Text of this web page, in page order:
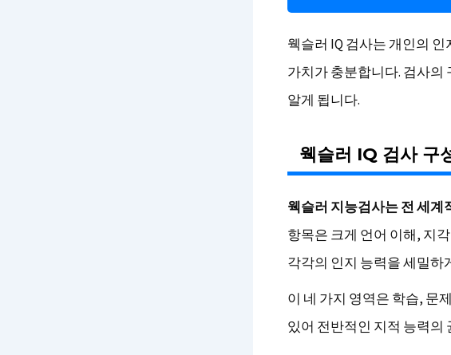
웩슬러 IQ 검사는 개인의
가치가 충분합니다. 검사의
알게 됩니다.
웩슬러 IQ 검사 구
웩슬러 지능검사는 전 세계
항목은 크게 언어 이해, 지
각각의 인지 능력을 세밀하
이 네 가지 영역은 학습, 문
있어 전반적인 지적 능력의